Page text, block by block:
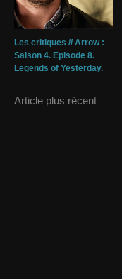
Les critiques // Arrow :
Saison 4. Episode 8.
Legends of Yesterday.
Article plus récent